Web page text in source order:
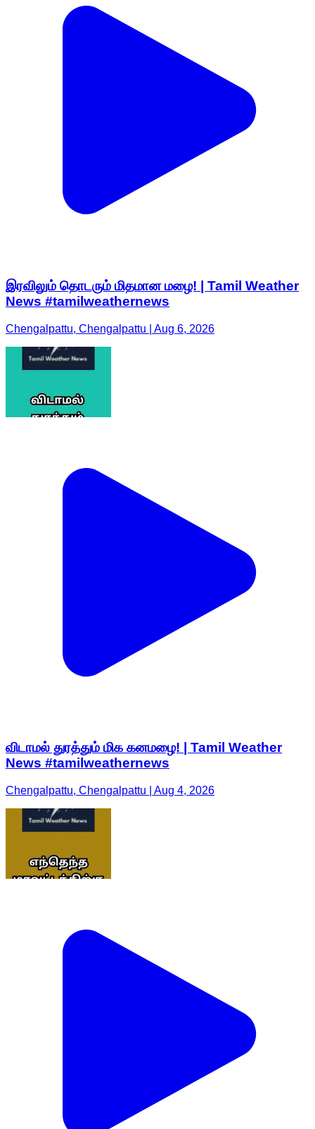
இரவிலும் தொடரும் மிதமான மழை! | Tamil Weather
News #tamilweathernews
Chengalpattu, Chengalpattu | Aug 6, 2026
விடாமல் துரத்தும் மிக கனமழை! | Tamil Weather
News #tamilweathernews
Chengalpattu, Chengalpattu | Aug 4, 2026